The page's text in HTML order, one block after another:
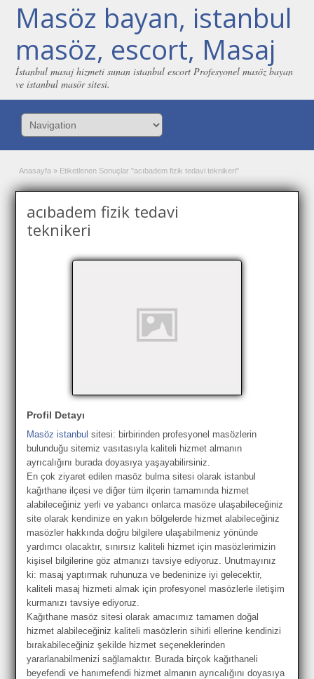
Masöz bayan, istanbul
masöz, escort, Masaj
İstanbul masaj hizmeti sunan istanbul escort Profesyonel masöz bayan
ve istanbul masör sitesi.
Anasayfa » Etiketlenen Sonuçlar "acıbadem fizik tedavi teknikeri"
acıbadem fizik tedavi
teknikeri
Profil Detayı
Masöz istanbul sitesi: birbirinden profesyonel masözlerin
bulunduğu sitemiz vasıtasıyla kaliteli hizmet almanın
ayrıcalığını burada doyasıya yaşayabilirsiniz.
En çok ziyaret edilen masöz bulma sitesi olarak istanbul
kağıthane ilçesi ve diğer tüm ilçerin tamamında hizmet
alabileceğiniz yerli ve yabancı onlarca masöze ulaşabileceğiniz
site olarak kendinize en yakın bölgelerde hizmet alabileceğiniz
masözler hakkında doğru bilgilere ulaşabilmeniz yönünde
yardımcı olacaktır, sınırsız kaliteli hizmet için masözlerimizin
kişisel bilgilerine göz atmanızı tavsiye ediyoruz. Unutmayınız
ki: masaj yaptırmak ruhunuza ve bedeninize iyi gelecektir,
kaliteli masaj hizmeti almak için profesyonel masözlerle iletişim
kurmanızı tavsiye ediyoruz.
Kağıthane masöz sitesi olarak amacımız tamamen doğal
hizmet alabileceğiniz kaliteli masözlerin sihirli ellerine kendinizi
bırakabileceğiniz şekilde hizmet seçeneklerinden
yararlanabilmenizi sağlamaktır. Burada birçok kağıthaneli
beyefendi ve hanımefendi hizmet almanın ayrıcalığını doyasıya